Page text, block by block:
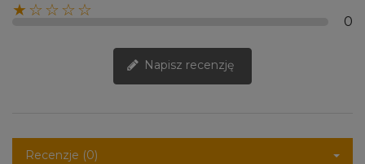
★☆☆☆☆
0
Napisz recenzję
Recenzje (0)